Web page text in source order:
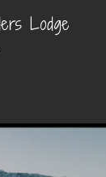
Lodge